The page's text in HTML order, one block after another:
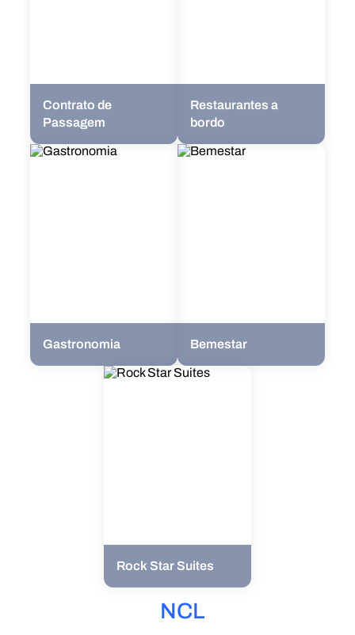
Contrato de
Passagem
Restaurantes a
bordo
Gastronomia Bemestar
Rock Star Suites
NCL